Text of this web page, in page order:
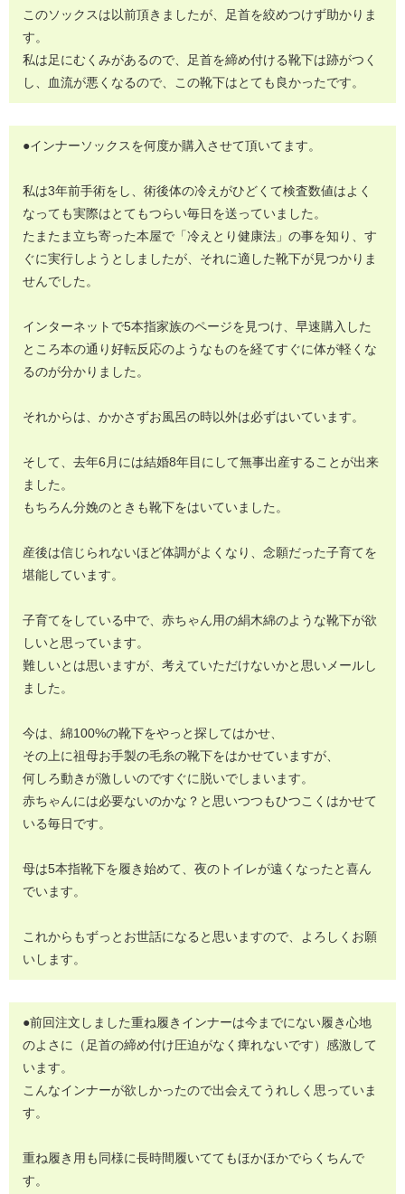
このソックスは以前頂きましたが、足首を絞めつけず助かりま
す。
私は足にむくみがあるので、足首を締め付ける靴下は跡がつく
し、血流が悪くなるので、この靴下はとても良かったです。
●インナーソックスを何度か購入させて頂いてます。
私は3年前手術をし、術後体の冷えがひどくて検査数値はよく
なっても実際はとてもつらい毎日を送っていました。
たまたま立ち寄った本屋で「冷えとり健康法」の事を知り、す
ぐに実行しようとしましたが、それに適した靴下が見つかりま
せんでした。
インターネットで5本指家族のページを見つけ、早速購入した
ところ本の通り好転反応のようなものを経てすぐに体が軽くな
るのが分かりました。
それからは、かかさずお風呂の時以外は必ずはいています。
そして、去年6月には結婚8年目にして無事出産することが出来
ました。
もちろん分娩のときも靴下をはいていました。
産後は信じられないほど体調がよくなり、念願だった子育てを
堪能しています。
子育てをしている中で、赤ちゃん用の絹木綿のような靴下が欲
しいと思っています。
難しいとは思いますが、考えていただけないかと思いメールし
ました。
今は、綿100%の靴下をやっと探してはかせ、
その上に祖母お手製の毛糸の靴下をはかせていますが、
何しろ動きが激しいのですぐに脱いでしまいます。
赤ちゃんには必要ないのかな？と思いつつもひつこくはかせて
いる毎日です。
母は5本指靴下を履き始めて、夜のトイレが遠くなったと喜ん
でいます。
これからもずっとお世話になると思いますので、よろしくお願
いします。
●前回注文しました重ね履きインナーは今までにない履き心地
のよさに（足首の締め付け圧迫がなく痺れないです）感激して
います。
こんなインナーが欲しかったので出会えてうれしく思っていま
す。
重ね履き用も同様に長時間履いててもほかほかでらくちんで
す。